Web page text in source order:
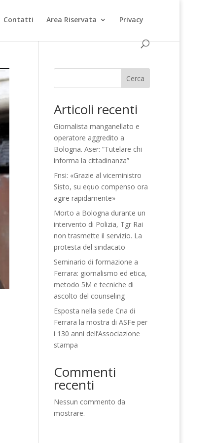
Contatti Area Riservata Privacy
Cerca
Articoli recenti
Giornalista manganellato e
operatore aggredito a
Bologna. Aser: “Tutelare chi
informa la cittadinanza”
Fnsi: «Grazie al viceministro
Sisto, su equo compenso ora
agire rapidamente»
Morto a Bologna durante un
intervento di Polizia, Tgr Rai
non trasmette il servizio. La
protesta del sindacato
Seminario di formazione a
Ferrara: giornalismo ed etica,
metodo 5M e tecniche di
ascolto del counseling
Esposta nella sede Cna di
Ferrara la mostra di ASFe per
i 130 anni dell’Associazione
stampa
Commenti
recenti
Nessun commento da
mostrare.